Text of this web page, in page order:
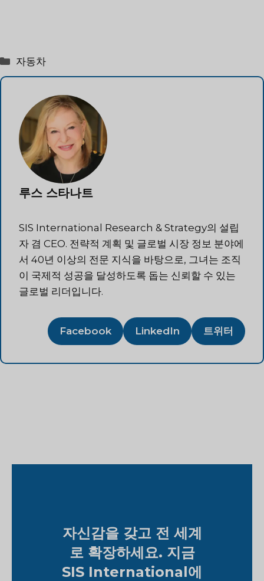
카
테
자동차
루스 스타나트
SIS International Research & Strategy의 설립
자 겸 CEO. 전략적 계획 및 글로벌 시장 정보 분야에
서 40년 이상의 전문 지식을 바탕으로, 그녀는 조직
이 국제적 성공을 달성하도록 돕는 신뢰할 수 있는
글로벌 리더입니다.
Facebook LinkedIn 트위터
자신감을 갖고 전 세계
로 확장하세요. 지금
SIS International에